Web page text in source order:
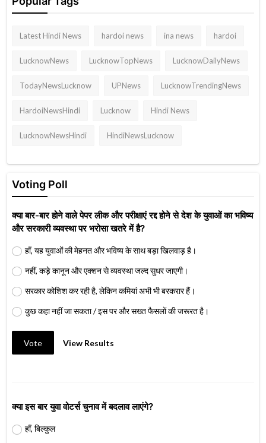
Latest Hindi News hardoi news ina news hardoi
LucknowNews LucknowTopNews LucknowDailyNews
TodayNewsLucknow UPNews LucknowTrendingNews
HardoiNewsHindi Lucknow Hindi News
LucknowNewsHindi HindiNewsLucknow
Voting Poll
क्या बार-बार होने वाले पेपर लीक और परीक्षाएं रद्द होने से देश के युवाओं का भविष्य
और सरकारी व्यवस्था पर भरोसा खतरे में है?
हाँ, यह युवाओं की मेहनत और भविष्य के साथ बड़ा खिलवाड़ है।
नहीं, कड़े कानून और एक्शन से व्यवस्था जल्द सुधर जाएगी।
सरकार कोशिश कर रही है, लेकिन कमियां अभी भी बरकरार हैं।
कुछ कहा नहीं जा सकता / इस पर और सख्त फैसलों की जरूरत है।
Vote View Results
क्या इस बार युवा वोटर्स चुनाव में बदलाव लाएंगे?
हाँ, बिल्कुल